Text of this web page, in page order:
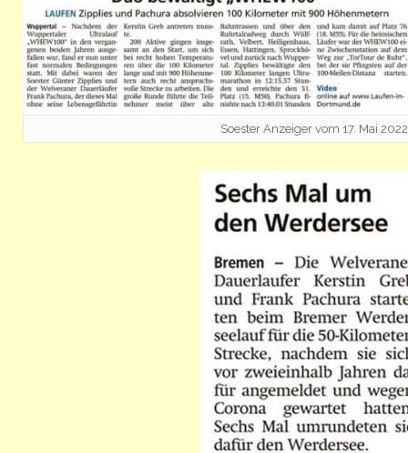
Soester Anzeiger vom 17. Mai 2022